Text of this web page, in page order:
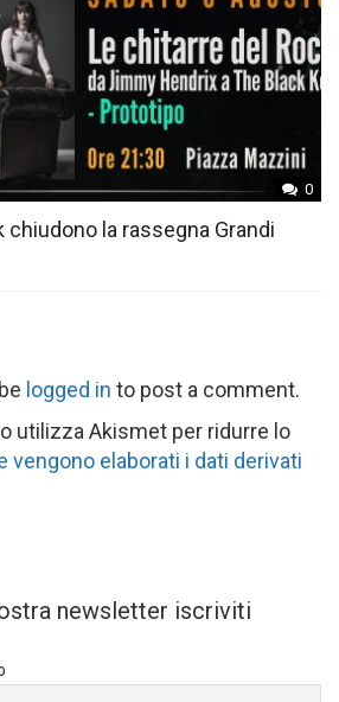
0
chiudono la rassegna Grandi
logged in to post a comment.
utilizza Akismet per ridurre lo
vengono elaborati i dati derivati
newsletter iscriviti